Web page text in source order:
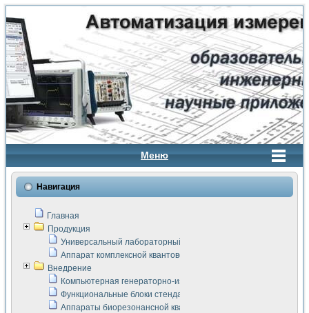
Меню
Навигация
Главная
Продукция
Универсальный лабораторный стенд "Сигнал-USB"
Аппарат комплексной квантовой терапии Интроскан
Внедрение
Компьютерная генераторно-измерительная система
Функциональные блоки стенда "Сигнал-USB"
Аппараты биорезонансной квантовой терапии серии СКАН